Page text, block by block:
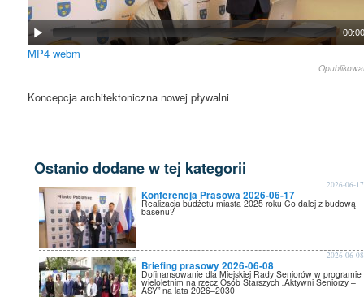
MP4 webm
Koncepcja architektoniczna nowej pływalni
Ostanio dodane w tej kategorii
Konferencja Prasowa 2026-06-17
2026-06-17
Realizacja budżetu miasta 2025 roku Co dalej z budową
basenu?
Briefing prasowy 2026-06-08
2026-06-08
Dofinansowanie dla Miejskiej Rady Seniorów w programie
wieloletnim na rzecz Osób Starszych „Aktywni Seniorzy –
ASY” na lata 2026–2030